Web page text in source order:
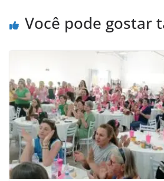
Você pode gostar